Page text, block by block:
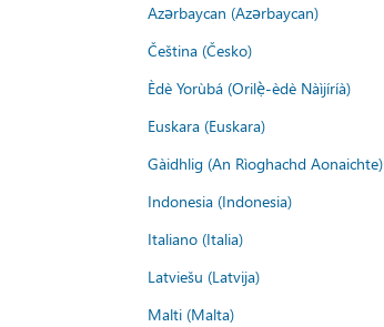
Azərbaycan (Azərbaycan)
Čeština (Česko)
Èdè Yorùbá (Orilẹ̀-èdè Nàìjíríà)
Euskara (Euskara)
Gàidhlig (An Rìoghachd Aonaichte)
Indonesia (Indonesia)
Italiano (Italia)
Latviešu (Latvija)
Malti (Malta)